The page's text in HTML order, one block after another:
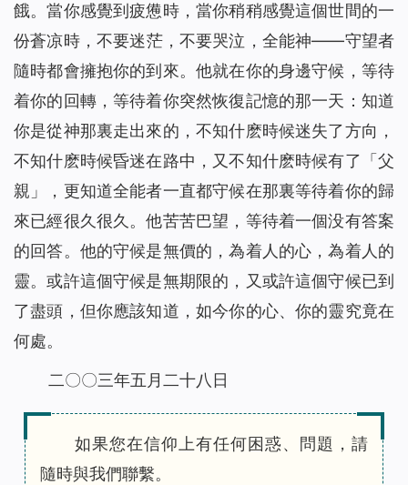
餓。當你感覺到疲憊時，當你稍稍感覺這個世間的一
份蒼凉時，不要迷茫，不要哭泣，全能神——守望者
隨時都會擁抱你的到來。他就在你的身邊守候，等待
着你的回轉，等待着你突然恢復記憶的那一天：知道
你是從神那裏走出來的，不知什麽時候迷失了方向，
不知什麽時候昏迷在路中，又不知什麽時候有了「父
親」，更知道全能者一直都守候在那裏等待着你的歸
來已經很久很久。他苦苦巴望，等待着一個没有答案
的回答。他的守候是無價的，為着人的心，為着人的
靈。或許這個守候是無期限的，又或許這個守候已到
了盡頭，但你應該知道，如今你的心、你的靈究竟在
何處。
二〇〇三年五月二十八日
如果您在信仰上有任何困惑、問題，請
隨時與我們聯繫。